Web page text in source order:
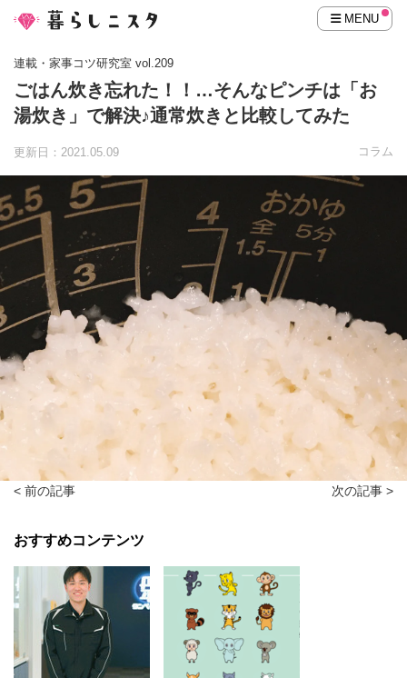
MENU
連載・家事コツ研究室 vol.209
ごはん炊き忘れた！！…そんなピンチは「お
湯炊き」で解決♪通常炊きと比較してみた
更新日：2021.05.09 コラム
< 前の記事 次の記事 >
おすすめコンテンツ